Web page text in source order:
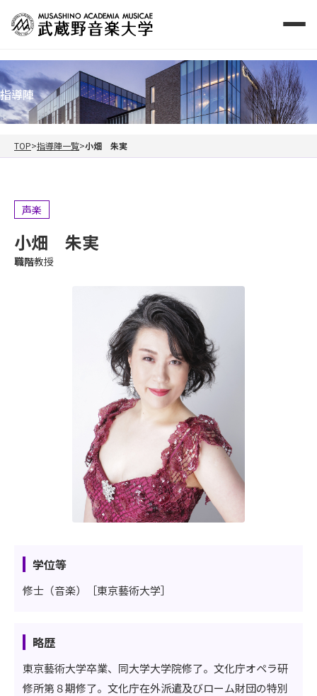
指導陣
TOP 指導陣一覧 小畑 朱実
声楽
小畑 朱実
職階教授
学位等
修士（音楽）［東京藝術大学］
略歴
東京藝術大学卒業、同大学大学院修了。文化庁オペラ研
修所第８期修了。文化庁在外派遣及びローム財団の特別